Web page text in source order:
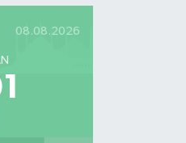
08.08.2026